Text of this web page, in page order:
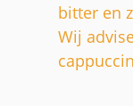
bitter en
Wij